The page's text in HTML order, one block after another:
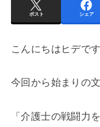
ポスト シェア
こんにちはヒデです
今回から始まりの
「介護士の戦闘力